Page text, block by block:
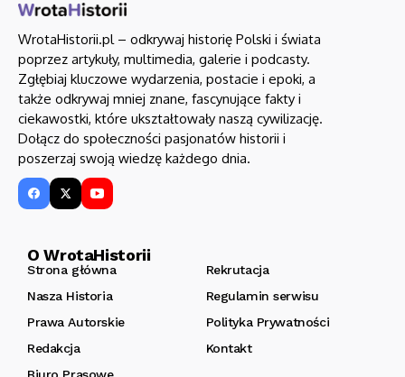
WrotaHistorii.pl – odkrywaj historię Polski i świata
poprzez artykuły, multimedia, galerie i podcasty.
Zgłębiaj kluczowe wydarzenia, postacie i epoki, a
także odkrywaj mniej znane, fascynujące fakty i
ciekawostki, które ukształtowały naszą cywilizację.
Dołącz do społeczności pasjonatów historii i
poszerzaj swoją wiedzę każdego dnia.
O WrotaHistorii
Strona główna
Rekrutacja
Nasza Historia
Regulamin serwisu
Prawa Autorskie
Polityka Prywatności
Redakcja
Kontakt